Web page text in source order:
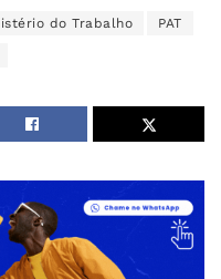
do Trabalho PAT